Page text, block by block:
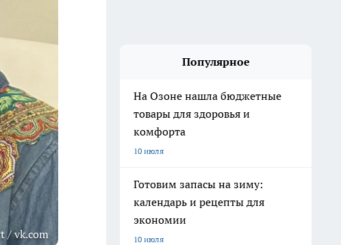
/ vk.com
Популярное
На Озоне нашла бюджетные
товары для здоровья и
комфорта
10 июля
Готовим запасы на зиму:
календарь и рецепты для
экономии
10 июля